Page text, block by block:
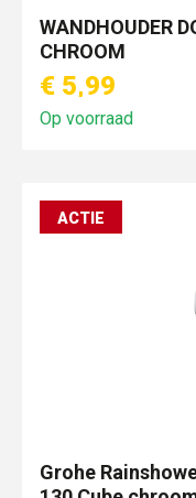
WANDHOUDER
CHROOM
€ 5,99
Op voorraad
ACTIE
Grohe